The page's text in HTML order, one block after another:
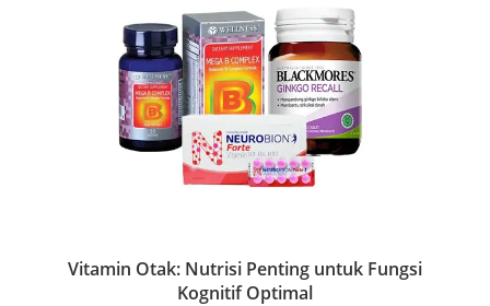
Vitamin Otak: Nutrisi Penting untuk Fungsi
Kognitif Optimal